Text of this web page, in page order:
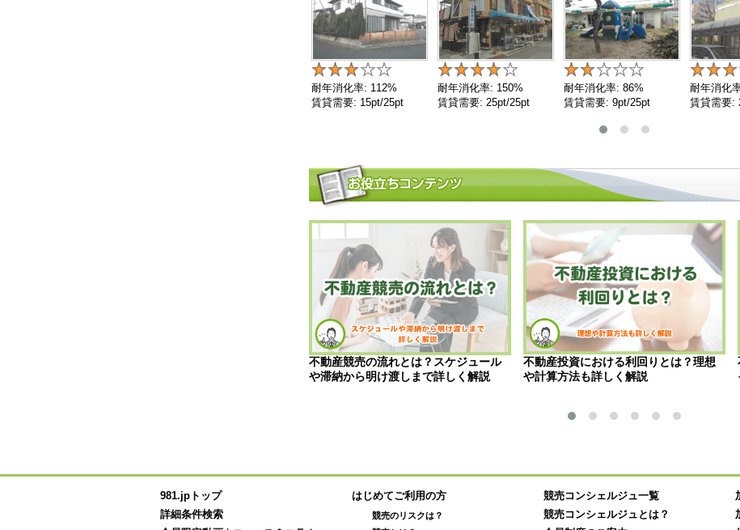
耐年消化率: 112%
賃貸需要: 15pt/25pt
耐年消化率: 150%
賃貸需要: 25pt/25pt
耐年消化率: 86%
賃貸需要: 9pt/25pt
耐年消化
賃貸需要:
不動産競売の流れとは？スケジュール
や滞納から明け渡しまで詳しく解説
不動産投資における利回りとは？理想
や計算方法も詳しく解説
981.jpトップ
詳細条件検索
はじめてご利用の方
競売のリスクは？
競売コンシェルジュ一覧
競売コンシェルジュとは？